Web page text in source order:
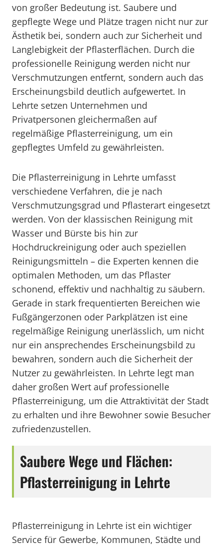
von großer Bedeutung ist. Saubere und
gepflegte Wege und Plätze tragen nicht nur zur
Ästhetik bei, sondern auch zur Sicherheit und
Langlebigkeit der Pflasterflächen. Durch die
professionelle Reinigung werden nicht nur
Verschmutzungen entfernt, sondern auch das
Erscheinungsbild deutlich aufgewertet. In
Lehrte setzen Unternehmen und
Privatpersonen gleichermaßen auf
regelmäßige Pflasterreinigung, um ein
gepflegtes Umfeld zu gewährleisten.
Die Pflasterreinigung in Lehrte umfasst
verschiedene Verfahren, die je nach
Verschmutzungsgrad und Pflasterart eingesetzt
werden. Von der klassischen Reinigung mit
Wasser und Bürste bis hin zur
Hochdruckreinigung oder auch speziellen
Reinigungsmitteln – die Experten kennen die
optimalen Methoden, um das Pflaster
schonend, effektiv und nachhaltig zu säubern.
Gerade in stark frequentierten Bereichen wie
Fußgängerzonen oder Parkplätzen ist eine
regelmäßige Reinigung unerlässlich, um nicht
nur ein ansprechendes Erscheinungsbild zu
bewahren, sondern auch die Sicherheit der
Nutzer zu gewährleisten. In Lehrte legt man
daher großen Wert auf professionelle
Pflasterreinigung, um die Attraktivität der Stadt
zu erhalten und ihre Bewohner sowie Besucher
zufriedenzustellen.
Saubere Wege und Flächen:
Pflasterreinigung in Lehrte
Pflasterreinigung in Lehrte ist ein wichtiger
Service für Gewerbe, Kommunen, Städte und